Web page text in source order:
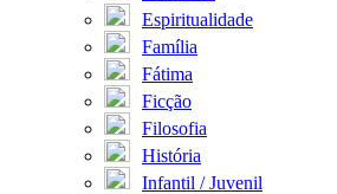
Espiritualidade
Família
Fátima
Ficção
Filosofia
História
Infantil / Juvenil